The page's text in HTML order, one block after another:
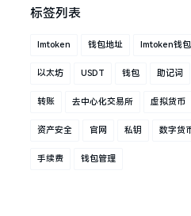
标签列表
Imtoken 钱包地址 Imtoken钱包
以太坊 USDT 钱包 助记词
转账 去中心化交易所 虚拟货币
资产安全 官网 私钥 数字货
手续费 钱包管理